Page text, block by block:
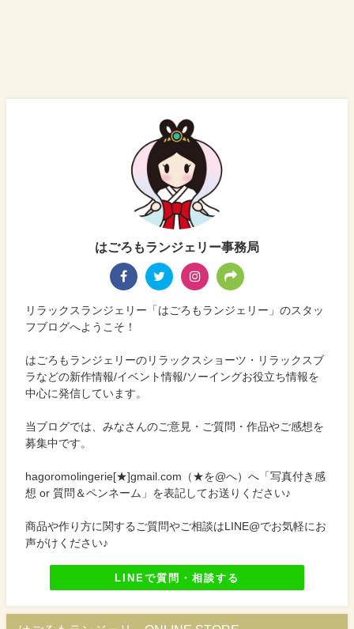
はごろもランジェリー事務局
リラックスランジェリー「はごろもランジェリー」のスタッ
フブログへようこそ！
はごろもランジェリーのリラックスショーツ・リラックスブ
ラなどの新作情報/イベント情報/ソーイングお役立ち情報を
中心に発信しています。
当ブログでは、みなさんのご意見・ご質問・作品やご感想を
募集中です。
hagoromolingerie[★]gmail.com（★を@へ）へ「写真付き感
想 or 質問＆ペンネーム」を表記してお送りください♪
商品や作り方に関するご質問やご相談はLINE@でお気軽にお
声がけください♪
LINEで質問・相談する